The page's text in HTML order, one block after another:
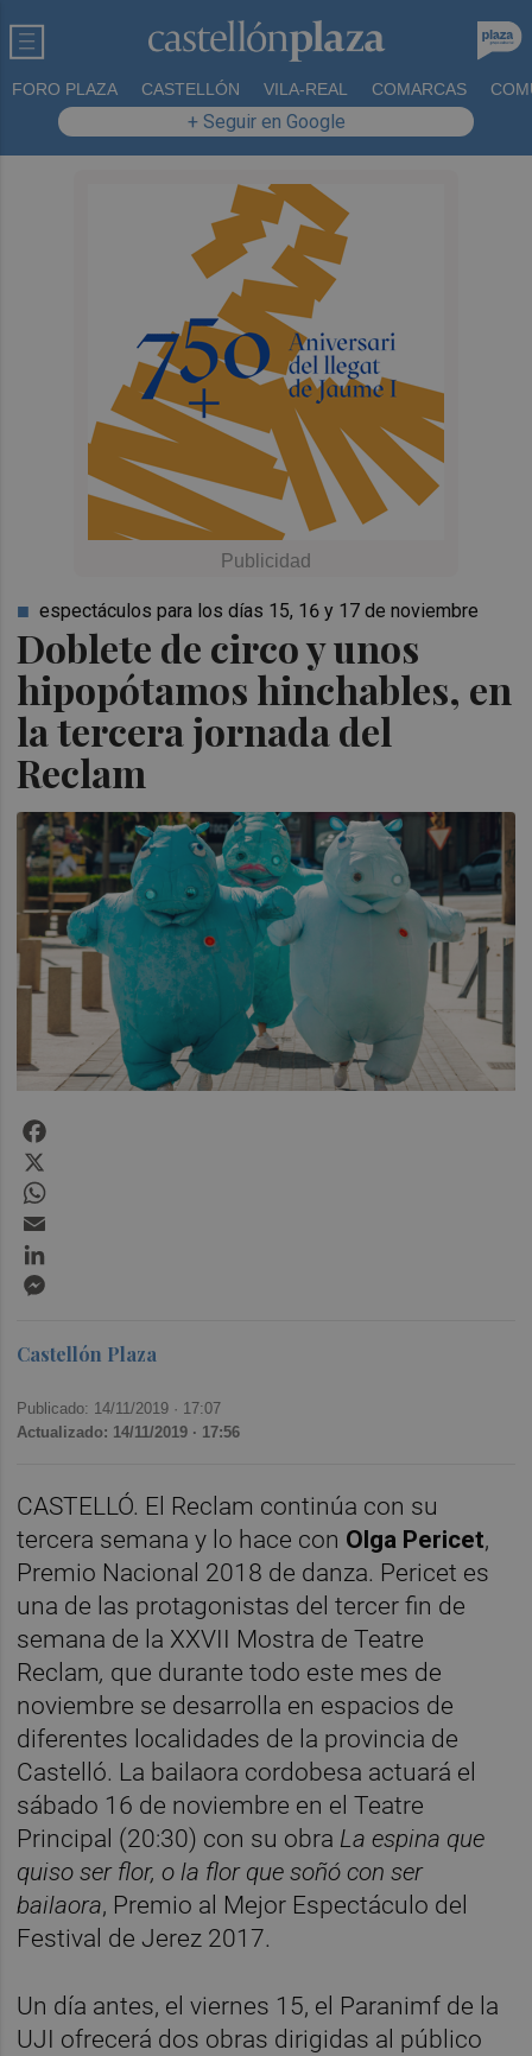
FORO PLAZA CASTELLÓN VILA-REAL COMARCAS
+ Seguir en Google
Doblete de circo y unos
hipopótamos hinchables, en
la tercera jornada del
Reclam
espectáculos para los días 15, 16 y 17 de noviembre
Castellón Plaza
Publicado: 14/11/2019 · 17:07
Actualizado: 14/11/2019 · 17:56
CASTELLÓ. El Reclam continúa con su
tercera semana y lo hace con Olga Pericet,
Premio Nacional 2018 de danza. Pericet es
una de las protagonistas del tercer fin de
semana de la XXVII Mostra de Teatre
Reclam, que durante todo este mes de
noviembre se desarrolla en espacios de
diferentes localidades de la provincia de
Castelló. La bailaora cordobesa actuará el
sábado 16 de noviembre en el Teatre
Principal (20:30) con su obra La espina que
quiso ser flor, o la flor que soñó con ser
bailaora, Premio al Mejor Espectáculo del
Festival de Jerez 2017.
Un día antes, el viernes 15, el Paranimf de la
UJI ofrecerá dos obras dirigidas al público